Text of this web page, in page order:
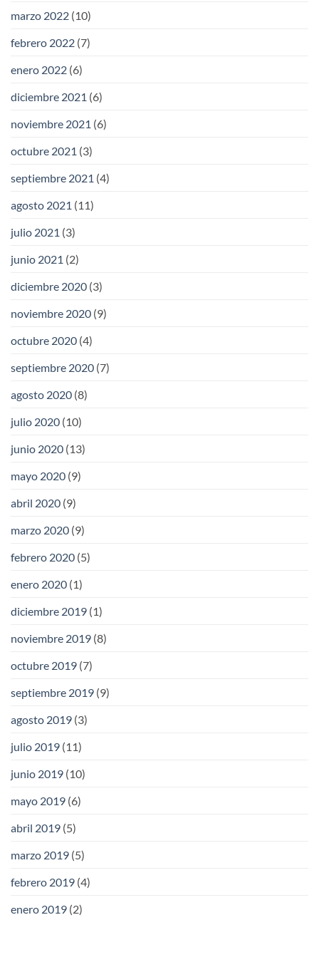
marzo 2022 (10)
febrero 2022 (7)
enero 2022 (6)
diciembre 2021 (6)
noviembre 2021 (6)
octubre 2021 (3)
septiembre 2021 (4)
agosto 2021 (11)
julio 2021 (3)
junio 2021 (2)
diciembre 2020 (3)
noviembre 2020 (9)
octubre 2020 (4)
septiembre 2020 (7)
agosto 2020 (8)
julio 2020 (10)
junio 2020 (13)
mayo 2020 (9)
abril 2020 (9)
marzo 2020 (9)
febrero 2020 (5)
enero 2020 (1)
diciembre 2019 (1)
noviembre 2019 (8)
octubre 2019 (7)
septiembre 2019 (9)
agosto 2019 (3)
julio 2019 (11)
junio 2019 (10)
mayo 2019 (6)
abril 2019 (5)
marzo 2019 (5)
febrero 2019 (4)
enero 2019 (2)